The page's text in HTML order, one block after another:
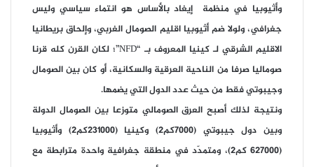
وأثيوبيا في منظمة إيغاد بالأساس هو انتماء سياسي وليس
جغرافي، ولولا ضم أثيوبيا اقليم الصومال الغربي، وإلحاق بريطانيا
الاقليم الشرقي لـ كينيا المعروف بـ “NFD”؛ لكان القرن كله قرنا
صوماليا صرفا من الناحية العرقية والسكانية، أو كان بين الصومال
وجيبوتي فقط من حيث عدد الدول التي يضمها.
ونتيجة لذلك أصبح العرق الصومالي متوزعا بين الصومال الدولة
وبين دول جيبوتي (7000كم2) وكينيا (231000كم2) وأثيوبيا
(627000 كم2)، ومتمدّد في منطقة جغرافية واحدة مترابطة مع